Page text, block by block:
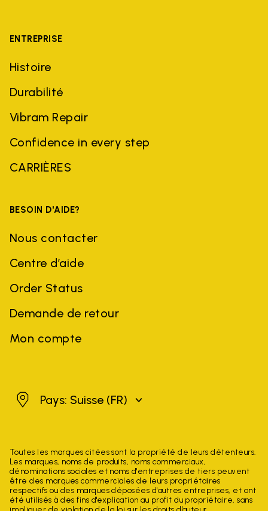
ENTREPRISE
Histoire
Durabilité
Vibram Repair
Confidence in every step
CARRIÈRES
BESOIN D'AIDE?
Nous contacter
Centre d’aide
Order Status
Demande de retour
Mon compte
SuissePays: Suisse (FR)
Toutes les marques citées sont la propriété de leurs détenteurs.
Les marques, noms de produits, noms commerciaux,
dénominations sociales et noms d'entreprises de tiers peuvent
être des marques commerciales de leurs propriétaires
respectifs ou des marques déposées d'autres entreprises, et ont
été utilisés à des fins d'explication au profit du propriétaire, sans